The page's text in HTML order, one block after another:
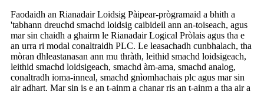
Faodaidh an Rianadair Loidsig Pàipear-prògramaid a bhith a
'tabhann dreuchd smachd loidsig caibideil ann an-toiseach, agus
mar sin chaidh a ghairm le Rianadair Logical Pròlais agus tha e
an urra ri modal conaltraidh PLC. Le leasachadh cunbhalach, tha
mòran dhleastanasan ann mu thràth, leithid smachd loidsigeach,
leithid smachd loidsigeach, smachd àm-ama, smachd analog,
conaltradh ioma-inneal, smachd gnìomhachais plc agus mar sin
air adhart. Mar sin is e an t-ainm a chanar ris an t-ainm a tha air a